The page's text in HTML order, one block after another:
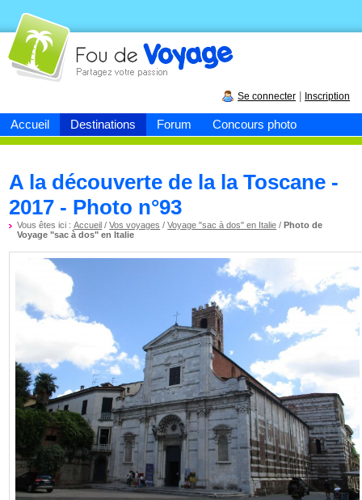
Accueil Destinations Forum Concours photo
Fou devoyage
Se connecter Inscription
A la découverte de la la Toscane -
2017 - Photo n°93
Vous êtes ici :Accueil /Vos voyages /Voyage "sac à dos" en Italie /Photo de
Voyage "sac à dos" en Italie